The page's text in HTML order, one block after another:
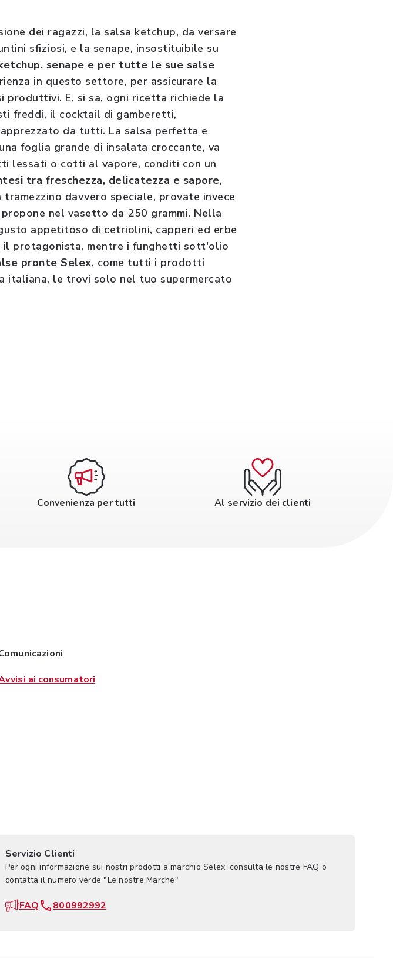
dei ragazzi, la salsa ketchup, da versare
sfiziosi, e la senape, insostituibile su
senape e per tutte le sue salse
in questo settore, per assicurare la
produttivi. E, si sa, ogni ricetta richiede la
freddi, il cocktail di gamberetti,
da tutti. La salsa perfetta e
foglia grande di insalata croccante, va
lessati o cotti al vapore, conditi con un
tra freschezza, delicatezza e sapore,
davvero speciale, provate invece
nel vasetto da 250 grammi. Nella
appetitoso di cetriolini, capperi ed erbe
il protagonista, mentre i funghetti sott'olio
pronte Selex, come tutti i prodotti
le trovi solo nel tuo supermercato
Convenienza per tutti Al servizio dei clienti
ai consumatori
Servizio Clienti
Per ogni informazione sui nostri prodotti a marchio Selex, consulta le nostre FAQ o
contatta il numero verde "Le nostre Marche"
FAQ 800992992